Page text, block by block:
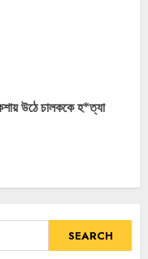
উঠে চালককে হ*ত্যা